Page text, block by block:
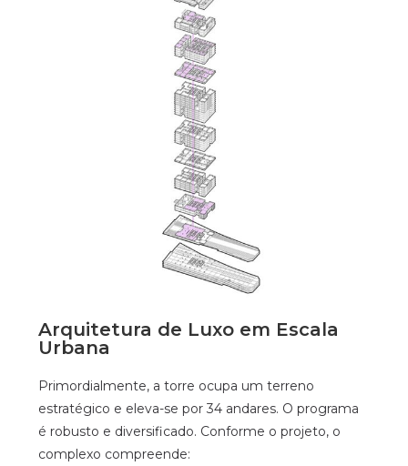
Arquitetura de Luxo em Escala
Urbana
Primordialmente, a torre ocupa um terreno
estratégico e eleva-se por 34 andares. O programa
é robusto e diversificado. Conforme o projeto, o
complexo compreende: